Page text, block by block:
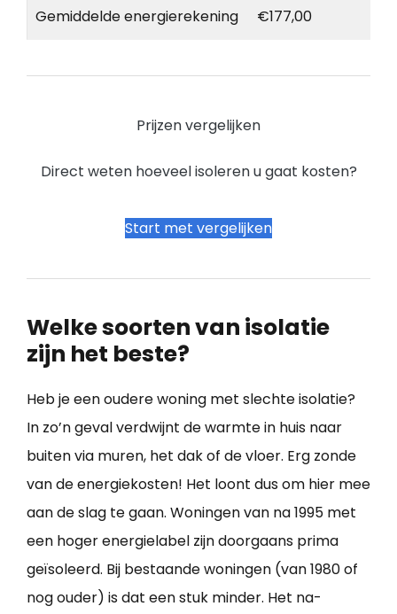
Gemiddelde energierekening €177,00
Prijzen vergelijken
Direct weten hoeveel isoleren u gaat kosten?
Start met vergelijken
Welke soorten van isolatie
zijn het beste?
Heb je een oudere woning met slechte isolatie?
In zo’n geval verdwijnt de warmte in huis naar
buiten via muren, het dak of de vloer. Erg zonde
van de energiekosten! Het loont dus om hier mee
aan de slag te gaan. Woningen van na 1995 met
een hoger energielabel zijn doorgaans prima
geïsoleerd. Bij bestaande woningen (van 1980 of
nog ouder) is dat een stuk minder. Het na-